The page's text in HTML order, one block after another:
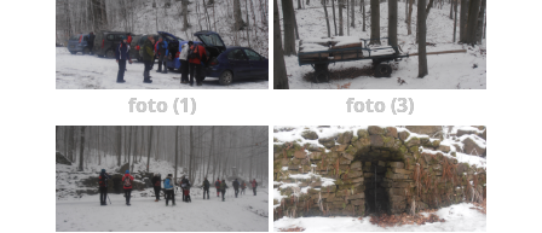
foto (1) foto (3)